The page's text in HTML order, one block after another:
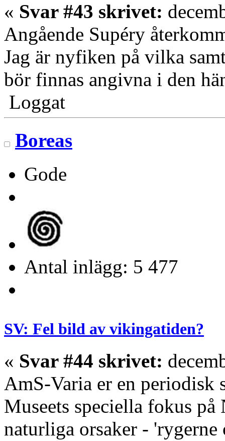
« Svar #43 skrivet:
Angående Supéry
Jag är nyfiken på vilka
bör finnas angivna i den
Loggat
Boreas
Gode
Antal inlägg: 5 477
SV: Fel bild av vikingatiden?
« Svar #44 skrivet:
AmS-Varia er en periodisk
Museets speciella fokus
naturliga orsaker -